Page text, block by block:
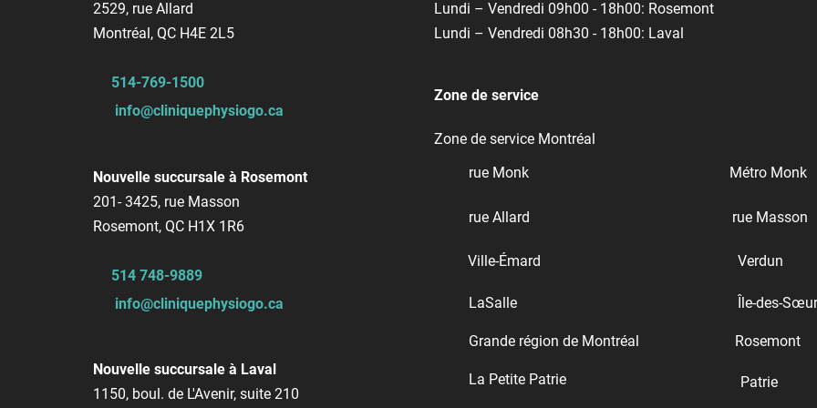
2529, rue Allard
Montréal, QC H4E 2L5
514-769-1500
info@cliniquephysiogo.ca
Nouvelle succursale à Rosemont
201- 3425, rue Masson
Rosemont, QC H1X 1R6
514 748-9889
info@cliniquephysiogo.ca
Lundi – Vendredi 09h00 - 18h00: Rosemont
Lundi – Vendredi 08h30 - 18h00: Laval
Zone de service
Zone de service Montréal
rue Monk
Métro Monk
rue Allard rue Masson
Ville-Émard Verdun
LaSalle Île-des-
Grande région de Montréal Rosemont
La Petite Patrie Patrie
Nouvelle succursale à Laval
1150, boul. de L'Avenir, suite 210